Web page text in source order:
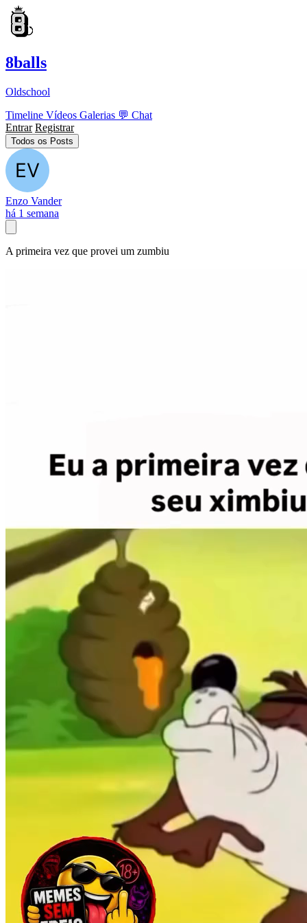
8balls
Oldschool
Timeline Vídeos Galerias 💬 Chat
Entrar Registrar
Todos os Posts
Enzo Vander
há 1 semana
A primeira vez que provei um zumbiu